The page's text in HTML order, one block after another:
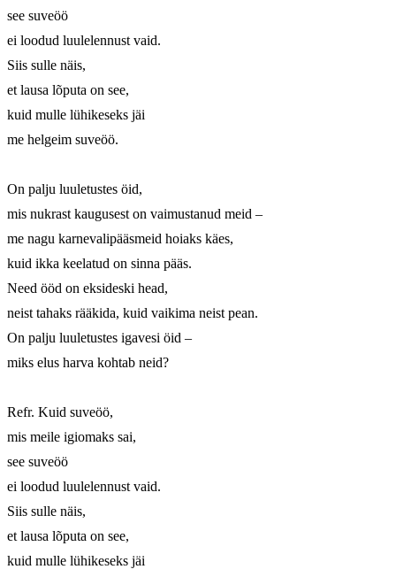
see suveöö
ei loodud luulelennust vaid.
Siis sulle näis,
et lausa lõputa on see,
kuid mulle lühikeseks jäi
me helgeim suveöö.
On palju luuletustes öid,
mis nukrast kaugusest on vaimustanud meid –
me nagu karnevalipääsmeid hoiaks käes,
kuid ikka keelatud on sinna pääs.
Need ööd on eksideski head,
neist tahaks rääkida, kuid vaikima neist pean.
On palju luuletustes igavesi öid –
miks elus harva kohtab neid?
Refr. Kuid suveöö,
mis meile igiomaks sai,
see suveöö
ei loodud luulelennust vaid.
Siis sulle näis,
et lausa lõputa on see,
kuid mulle lühikeseks jäi